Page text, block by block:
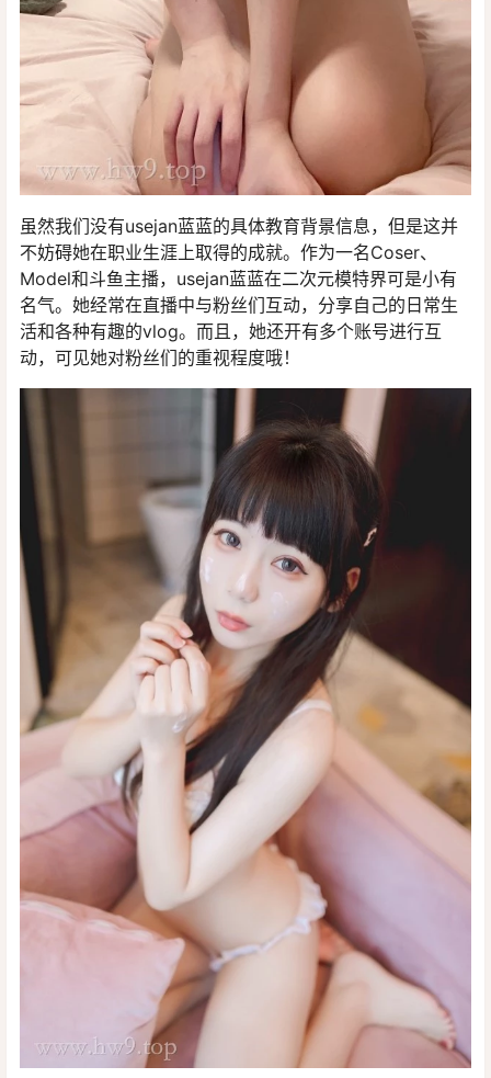
虽然我们没有usejan蓝蓝的具体教育背景信息，但是这并
不妨碍她在职业生涯上取得的成就。作为一名Coser、
Model和斗鱼主播，usejan蓝蓝在二次元模特界可是小有
名气。她经常在直播中与粉丝们互动，分享自己的日常生
活和各种有趣的vlog。而且，她还开有多个账号进行互
动，可见她对粉丝们的重视程度哦！